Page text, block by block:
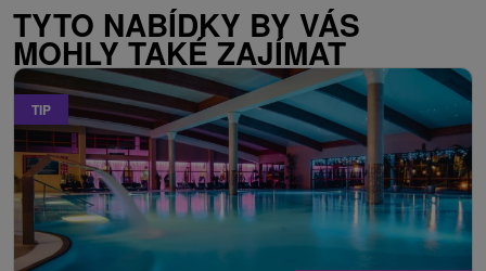
TYTO NABÍDKY BY VÁS
MOHLY TAKÉ ZAJÍMAT
TIP